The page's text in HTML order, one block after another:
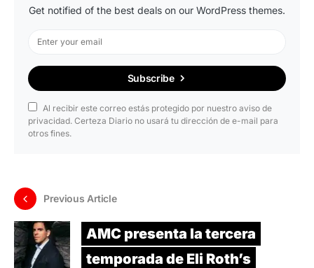
Get notified of the best deals on our WordPress themes.
Subscribe
Al recibir este correo estás protegido por nuestro aviso de
privacidad. Certeza Diario no usará tu dirección de e-mail para
otros fines.
Previous Article
AMC presenta la tercera
temporada de Eli Roth’s